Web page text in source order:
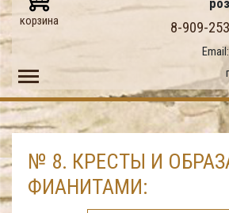
8-909-
Email:
корзина
Toggle main menu visibility
№ 8. КРЕСТЫ И
ФИАНИТАМИ: